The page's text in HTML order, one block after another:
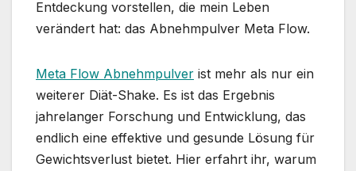
Entdeckung vorstellen, die mein Leben
verändert hat: das Abnehmpulver Meta Flow.
Meta Flow Abnehmpulver ist mehr als nur ein
weiterer Diät-Shake. Es ist das Ergebnis
jahrelanger Forschung und Entwicklung, das
endlich eine effektive und gesunde Lösung für
Gewichtsverlust bietet. Hier erfahrt ihr, warum